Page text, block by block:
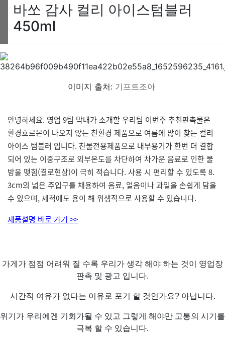
바쏘 감사 컬리 아이스텀블러
450ml
이미지 출처: 기프트조아
안녕하세요. 영업 9팀 막내가 소개할 우리팀 이번주 추천판촉물은
환경호르몬이 나오지 않는 친환경 제품으로 여름에 많이 찾는 컬리
아이스 텀블러 입니다. 찬물전용제품으로 내부용기가 한번 더 결합
되어 있는 이중구조로 외부온도를 차단하여 차가운 음료로 인한 물
방울 맺힘(결로현상)이 극히 적습니다. 사용 시 편리할 수 있도록 8.
3cm의 넓은 주입구를 채용하여 음료, 얼음이나 과일을 손쉽게 담을
수 있으며, 세척에도 용이 해 위생적으로 사용할 수 있습니다.
제품설명 바로 가기 >>
가게가 점점 어려워 질 수록 우리가 생각 해야 하는 것이 영업장
판촉 및 광고 입니다.
시간적 여유가 없다는 이유로 포기 할 것인가요? 아닙니다.
위기가 우리에겐 기회가될 수 있고 그렇게 해야만 고통의 시기를
극복 할 수 있습니다.